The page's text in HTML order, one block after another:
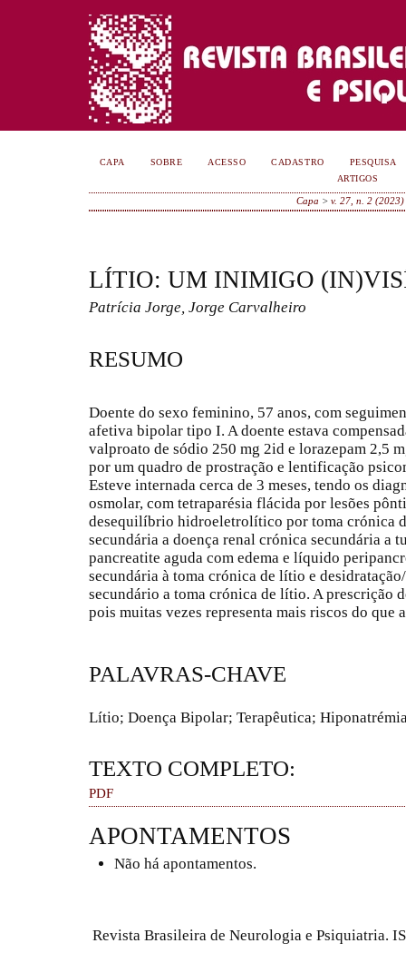
CAPA SOBRE ACESSO CADASTRO
PESQUISA
ARTIGOS
Capa >v. 27, n. 2 (2023)
LÍTIO: UM INIMIGO
Patrícia Jorge, Jorge Carvalheiro
RESUMO
Doente do sexo feminino, 57 anos, com
afetiva bipolar tipo I. A doente estava
valproato de sódio 250 mg 2id e lorazepam 2,5
por um quadro de prostração e lentificação
Esteve internada cerca de 3 meses, tendo os
osmolar, com tetraparésia flácida por lesões
desequilíbrio hidroeletrolítico por toma crónica
secundária a doença renal crónica secundária a
pancreatite aguda com edema e líquido
secundária à toma crónica de lítio e
secundário a toma crónica de lítio. A prescrição
pois muitas vezes representa mais riscos do que
PALAVRAS-CHAVE
Lítio; Doença Bipolar; Terapêutica;
TEXTO COMPLETO:
PDF
APONTAMENTOS
Não há apontamentos.
Revista Brasileira de Neurologia e Psiquiatria.